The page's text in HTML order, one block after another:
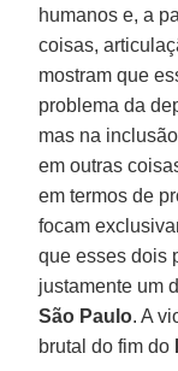
humanos e, a
coisas,
mostram que
problema da
mas na
em outras
em termos de
focam
que esses dois
justamente um
São Paulo. A
brutal do fim do